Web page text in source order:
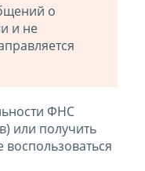
о
и не
ФНС
или получить